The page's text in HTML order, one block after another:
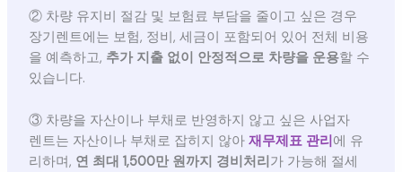
② 차량 유지비 절감 및 보험료 부담을 줄이고 싶은 경우
장기렌트에는 보험, 정비, 세금이 포함되어 있어 전체 비용
을 예측하고, 추가 지출 없이 안정적으로 차량을 운용할 수
있습니다.
③ 차량을 자산이나 부채로 반영하지 않고 싶은 사업자
렌트는 자산이나 부채로 잡히지 않아 재무제표 관리에 유
리하며, 연 최대 1,500만 원까지 경비처리 가 가능해 절세